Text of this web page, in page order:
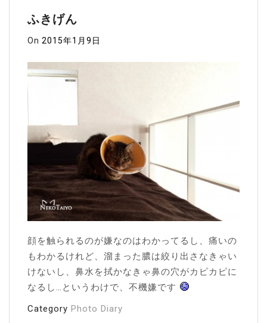
ふきげん
On 2015年1月9日
顔を触られるのが嫌なのはわかってるし、痛いの
もわかるけれど、溜まった膿は絞り出さなきゃい
けないし、鼻水を拭かなきゃ鼻の穴がカピカピに
なるし…というわけで、不機嫌です
Category Photo Diary